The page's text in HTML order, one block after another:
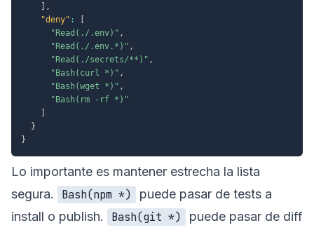
,
"deny" :
"Read(./.env)" ,
"Read(./.env.*)" ,
"Read(./secrets/**)" ,
"Bash(curl *)" ,
"Bash(wget *)" ,
"Bash(rm -rf *)"
}
}
Lo importante es mantener estrecha la lista
segura.
Bash(npm *)
puede pasar de tests a
install o publish.
Bash(git *)
puede pasar de diff